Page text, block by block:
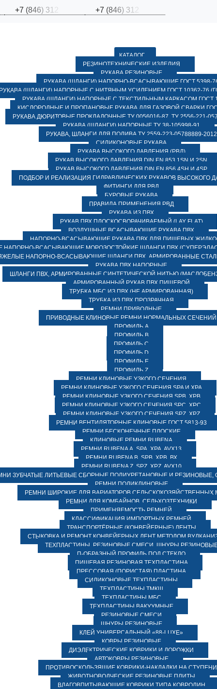
+7 (846) 31 +7 (846) 31
КАТАЛОГ
РЕЗИНОТЕХНИЧЕСКИЕ ИЗДЕЛИЯ
РУКАВА РЕЗИНОВЫЕ
РУКАВА (ШЛАНГИ) НАПОРНО-ВСАСЫВАЮЩИЕ ГОСТ 5398-
(ШЛАНГИ) НАПОРНЫЕ С НИТЯНЫМ УСИЛЕНИЕМ ГОСТ 10362-76
РУКАВА (ШЛАНГИ) НАПОРНЫЕ С ТЕКСТИЛЬНЫМ КАРКАСОМ ГОСТ
КИСЛОРОДНЫЕ И ПРОПАНОВЫЕ РУКАВА ДЛЯ ГАЗОВОЙ СВАРКИ
РУКАВА ДЮРИТОВЫЕ ПРОКЛАДОЧНЫЕ ТУ 0056016-87, ТУ 2556-221-
РУКАВА (ШЛАНГИ) НАПОРНЫЕ ТУ 38-105998-91
РУКАВА, ШЛАНГИ ДЛЯ ПОЛИВА ТУ 2559-223-05788889-2012
СИЛИКОНОВЫЕ РУКАВА
РУКАВА ВЫСОКОГО ДАВЛЕНИЯ (РВД)
РУКАВ ВЫСОКОГО ДАВЛЕНИЯ DIN EN 853 1SN И 2SN
РУКАВ ВЫСОКОГО ДАВЛЕНИЯ DIN EN 856 4SH И 4SP
ПОДБОР И РЕАЛИЗАЦИЯ ГИДРАВЛИЧЕСКИХ РУКАВОВ ВЫСОКОГО
ФИТИНГИ ДЛЯ РВД
БУРОВЫЕ РУКАВА
ПРАВИЛА ПРИМЕНЕНИЯ РВД
РУКАВА ИЗ ПВХ
РУКАВ ПВХ ПЛОСКОСВОРАЧИВАЕМЫЙ (LAY FLAT)
ВОЗДУШНЫЕ ВСАСЫВАЮЩИЕ РУКАВА ПВХ
НАПОРНО-ВСАСЫВАЮЩИЕ РУКАВА ПВХ ДЛЯ ПИЩЕВЫХ
НАПОРНО-ВСАСЫВАЮЩИЕ МОРОЗОСТОЙКИЕ ШЛАНГИ ПВХ
НАПОРНО-ВСАСЫВАЮЩИЕ ШЛАНГИ ПВХ, АРМИРОВАННЫЕ
РУКАВА ПВХ НАПОРНЫЕ
ШЛАНГИ ПВХ, АРМИРОВАННЫЕ СИНТЕТИЧЕСКОЙ НИТЬЮ
АРМИРОВАННЫЙ РУКАВ ПВХ ПИЩЕВОЙ
ТРУБКА МБС ИЗ ПВХ (НЕ АРМИРОВАННАЯ)
ТРУБКА ИЗ ПВХ ПРОЗРАЧНАЯ
РЕМНИ ПРИВОДНЫЕ
ПРИВОДНЫЕ КЛИНОВЫЕ РЕМНИ НОРМАЛЬНЫХ СЕЧЕНИЙ
ПРОФИЛЬ A
ПРОФИЛЬ B
ПРОФИЛЬ C
ПРОФИЛЬ D
ПРОФИЛЬ E
ПРОФИЛЬ Z
РЕМНИ КЛИНОВЫЕ УЗКОГО СЕЧЕНИЯ
РЕМНИ КЛИНОВЫЕ УЗКОГО СЕЧЕНИЯ SPA И XPA
РЕМНИ КЛИНОВЫЕ УЗКОГО СЕЧЕНИЯ SPB, XPB
РЕМНИ КЛИНОВЫЕ УЗКОГО СЕЧЕНИЯ SPC, XPC
РЕМНИ КЛИНОВЫЕ УЗКОГО СЕЧЕНИЯ SPZ, XPZ
РЕМНИ ВЕНТИЛЯТОРНЫЕ КЛИНОВЫЕ ГОСТ 5813-93
РЕМНИ БЕСКОНЕЧНЫЕ ПЛОСКИЕ
КЛИНОВЫЕ РЕМНИ RUBENA
РЕМНИ RUBENA А, SPA, XPA, AVX13
РЕМНИ RUBENA В, SPВ, ХPВ, ВХ
РЕМНИ RUBENA Z, SPZ, XPZ, AVX10
ЗУБЧАТЫЕ ЛИТЬЕВЫЕ СБОРНЫЕ ПОЛИУРЕТАНОВЫЕ И РЕЗИНОВЫЕ,
РЕМНИ ПОЛИКЛИНОВЫЕ
РЕМНИ ШИРОКИЕ ДЛЯ ВАРИАТОРОВ СЕЛЬСКОХОЗЯЙСТВЕННЫХ
РЕМНИ ДЛЯ КОМБАЙНОВ, СЕЛЬХОЗТЕХНИКИ
ПРИМЕНЯЕМОСТЬ РЕМНЕЙ
КЛАССИФИКАЦИЯ ИМПОРТНЫХ РЕМНЕЙ
ТРАНСПОРТЁРНЫЕ (КОНВЕЙЕРНЫЕ) ЛЕНТЫ
СТЫКОВКА И РЕМОНТ КОНВЕЙЕРНЫХ ЛЕНТ МЕТОДОМ
ТЕХПЛАСТИНЫ, РЕЗИНОВЫЕ СМЕСИ, ШНУРЫ
П-ОБРАЗНЫЙ ПРОФИЛЬ ПОД СТЕКЛО
ПИЩЕВАЯ РЕЗИНОВАЯ ТЕХПЛАСТИНА
ПРЕССОВАЯ (ПОРИСТАЯ) ПЛАСТИНА
СИЛИКОНОВЫЕ ТЕХПЛАСТИНЫ
ТЕХПЛАСТИНЫ ТМКЩ
ТЕХПЛАСТИНЫ МБС
ТЕХПЛАСТИНЫ ВАКУУМНЫЕ
РЕЗИНОВЫЕ СМЕСИ
ШНУРЫ РЕЗИНОВЫЕ
КЛЕЙ УНИВЕРСАЛЬНЫЙ «88-LUXE»
КОВРЫ РЕЗИНОВЫЕ
ДИЭЛЕКТРИЧЕСКИЕ КОВРИКИ И ДОРОЖКИ
АВТОКОВРЫ РЕЗИНОВЫЕ
ПРОТИВОСКОЛЬЗЯЩИЕ КОВРИКИ-НАКЛАДКИ НА СТУПЕНИ
ЖИВОТНОВОДЧЕСКИЕ РЕЗИНОВЫЕ ПЛИТЫ
ВЛАГОВПИТЫВАЮЩИЕ КОВРИКИ ТИПА КОВРОЛИН